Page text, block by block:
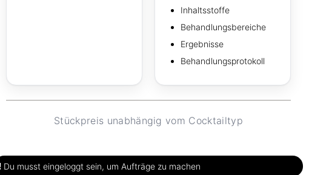
Inhaltsstoffe
Behandlungsbereiche
Ergebnisse
Behandlungsprotokoll
Stückpreis unabhängig vom Cocktailtyp
Du musst eingeloggt sein, um Aufträge zu machen